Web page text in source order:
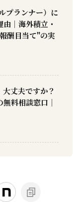
プランナー）に
｜海外積立・
酬目当て"の実
丈夫ですか？
料相談窓口｜